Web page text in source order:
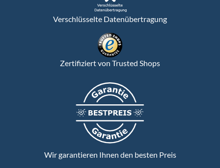
Verschlüsselte Datenübertragung
Zertifiziert von Trusted Shops
Wir garantieren Ihnen den besten Preis